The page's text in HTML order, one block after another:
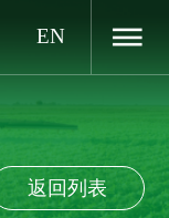
EN
返回列表